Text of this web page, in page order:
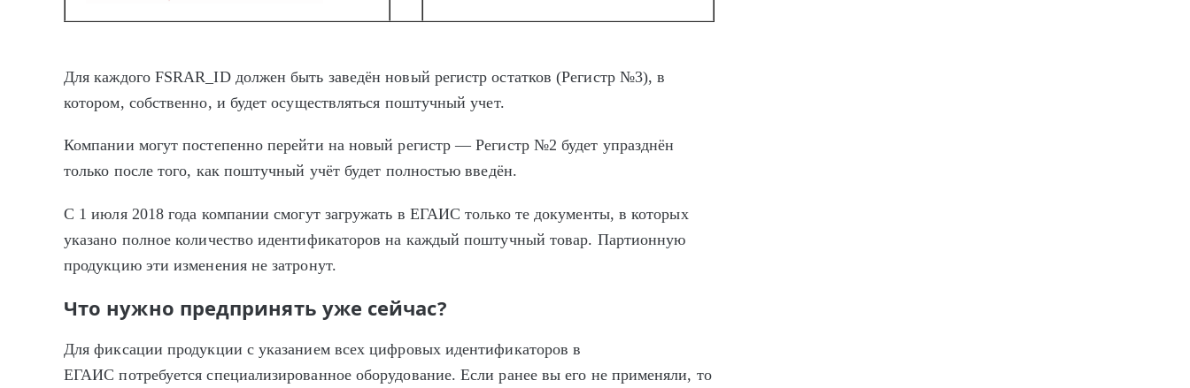
Для каждого FSRAR_ID должен быть заведён новый регистр остатков (Регистр №3), в
котором, собственно, и будет осуществляться поштучный учет.
Компании могут постепенно перейти на новый регистр — Регистр №2 будет упразднён
только после того, как поштучный учёт будет полностью введён.
С 1 июля 2018 года компании смогут загружать в ЕГАИС только те документы, в которых
указано полное количество идентификаторов на каждый поштучный товар. Партионную
продукцию эти изменения не затронут.
Что нужно предпринять уже сейчас?
Для фиксации продукции с указанием всех цифровых идентификаторов в
ЕГАИС потребуется специализированное оборудование. Если ранее вы его не применяли, то